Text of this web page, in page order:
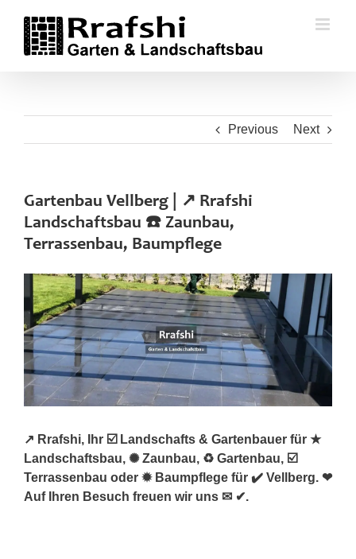
content
Previous Next
Gartenbau Vellberg | ↗️ Rrafshi
Landschaftsbau ☎️ Zaunbau,
Terrassenbau, Baumpflege
↗️ Rrafshi, Ihr ☑️ Landschafts & Gartenbauer für ★
Landschaftsbau, ✺ Zaunbau, ♻ Gartenbau, ☑️
Terrassenbau oder ✹ Baumpflege für ✔️ Vellberg. ❤
Auf Ihren Besuch freuen wir uns ✉ ✔.